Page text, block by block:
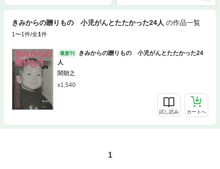
きみからの贈りもの 小児がんとたたかった24人 の作品一覧
1〜1件/全1件
最新刊
きみからの贈りもの 小児がんとたたかった24
人
関朝之
1,540
試し読み カートへ
1